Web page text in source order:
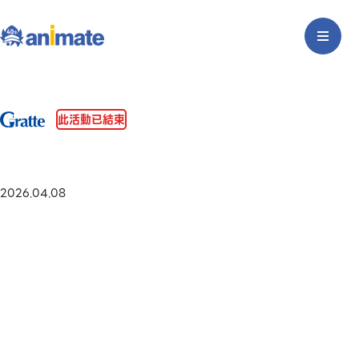
此活動已結束
2026.04.08